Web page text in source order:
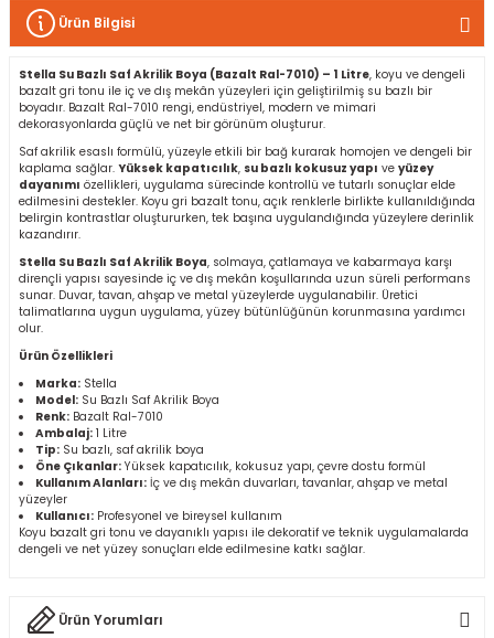
Mastik
Ürün Bilgisi
Stella Su Bazlı Saf Akrilik Boya (Bazalt Ral-7010) – 1 Litre, koyu ve dengeli
bazalt gri tonu ile iç ve dış mekân yüzeyleri için geliştirilmiş su bazlı bir
boyadır. Bazalt Ral-7010 rengi, endüstriyel, modern ve mimari
dekorasyonlarda güçlü ve net bir görünüm oluşturur.
Saf akrilik esaslı formülü, yüzeyle etkili bir bağ kurarak homojen ve dengeli bir
kaplama sağlar. Yüksek kapatıcılık, su bazlı kokusuz yapı ve yüzey
dayanımı özellikleri, uygulama sürecinde kontrollü ve tutarlı sonuçlar elde
edilmesini destekler. Koyu gri bazalt tonu, açık renklerle birlikte kullanıldığında
belirgin kontrastlar oluştururken, tek başına uygulandığında yüzeylere derinlik
kazandırır.
Stella Su Bazlı Saf Akrilik Boya, solmaya, çatlamaya ve kabarmaya karşı
dirençli yapısı sayesinde iç ve dış mekân koşullarında uzun süreli performans
sunar. Duvar, tavan, ahşap ve metal yüzeylerde uygulanabilir. Üretici
talimatlarına uygun uygulama, yüzey bütünlüğünün korunmasına yardımcı
olur.
Ürün Özellikleri
Marka: Stella
Model: Su Bazlı Saf Akrilik Boya
Renk: Bazalt Ral-7010
Ambalaj: 1 Litre
Tip: Su bazlı, saf akrilik boya
Öne Çıkanlar: Yüksek kapatıcılık, kokusuz yapı, çevre dostu formül
Kullanım Alanları: İç ve dış mekân duvarları, tavanlar, ahşap ve metal
yüzeyler
Kullanıcı: Profesyonel ve bireysel kullanım
Koyu bazalt gri tonu ve dayanıklı yapısı ile dekoratif ve teknik uygulamalarda
dengeli ve net yüzey sonuçları elde edilmesine katkı sağlar.
Ürün Yorumları